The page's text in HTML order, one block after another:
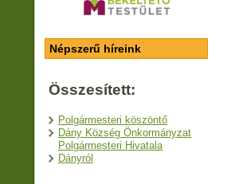
Népszerű híreink
Összesített:
Polgármesteri köszöntő
Dány Község Önkormányzat
Polgármesteri Hivatala
Dányról